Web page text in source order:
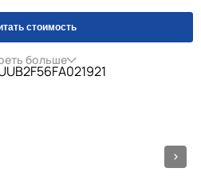
стоимость
больше